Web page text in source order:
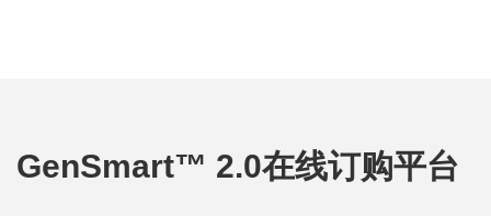
GenSmart™ 2.0在线订购平台